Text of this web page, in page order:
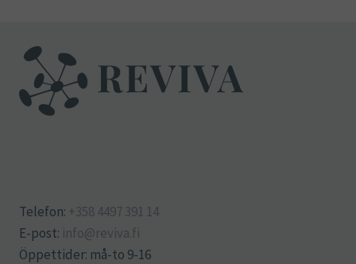
Telefon: +358 4497 391 14
E-post: info@reviva.fi
Öppettider: må-to 9-16